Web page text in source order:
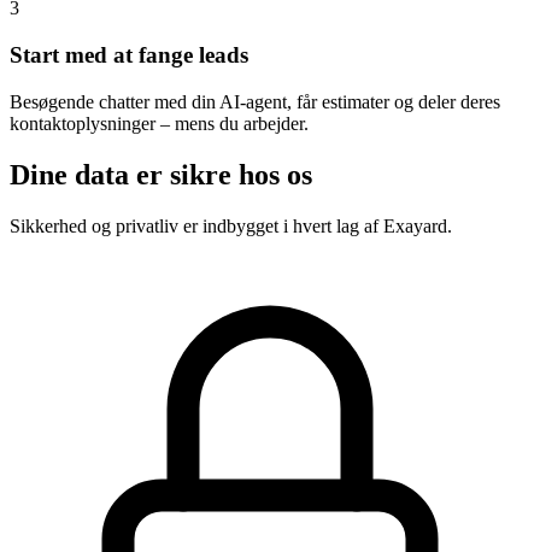
3
Start med at fange leads
Besøgende chatter med din AI-agent, får estimater og deler deres
kontaktoplysninger – mens du arbejder.
Dine data er sikre hos os
Sikkerhed og privatliv er indbygget i hvert lag af Exayard.